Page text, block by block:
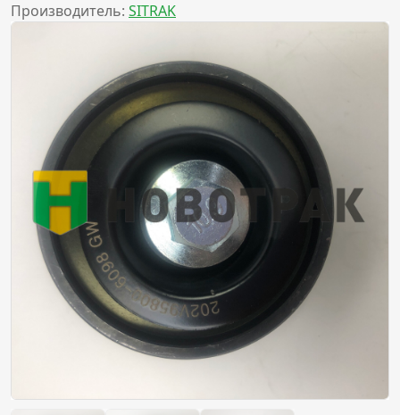
Производитель: SITRAK